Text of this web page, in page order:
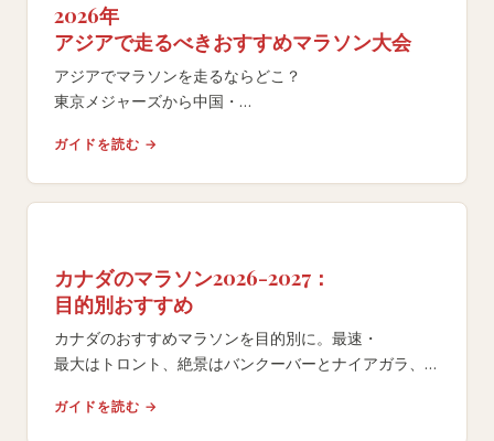
2026年
アジアで走るべきおすすめマラソン大会
アジアでマラソンを走るならどこ？
東京メジャーズから中国・
エントリー方法やコース特性を比較する完全ガイド。
ガイドを読む →
カナダのマラソン2026-2027：
目的別おすすめ
カナダのおすすめマラソンを目的別に。最速・
最大はトロント、絶景はバンクーバーとナイアガラ、
ボストン資格対応。
ガイドを読む →